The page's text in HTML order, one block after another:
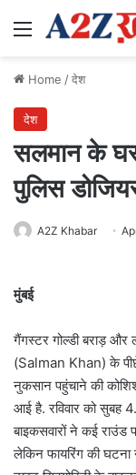
Menu
Home /देश
देश
सलमान के
पुलिस
A2Z Khabar
मुंबई
गैंगस्टर गोल्डी बराड़ और
(Salman Khan) के
नुकसान पहुंचाने की
आई है. रविवार को सुबह
बाइकसवारों ने कई राउंड
लेकिन फायरिंग की